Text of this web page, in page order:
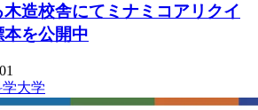
造校舎にてミナミコアリクイ
を公開中
大学